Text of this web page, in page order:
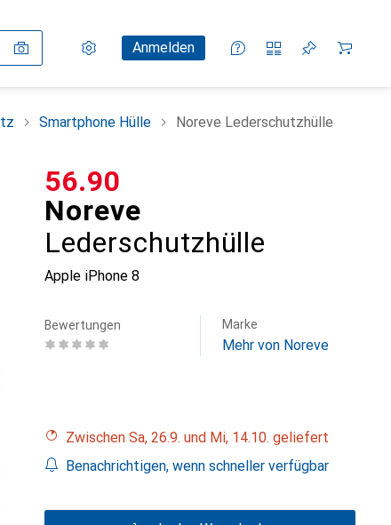
Einstellungen
KundenkontoAnmelden
Vergleichslisten
Merklisten
Warenkorb
Smartphone Hülle Noreve Lederschutzhülle
Noreve
Lederschutzhülle
Apple iPhone 8
CHF
56.90
Bewertungen Marke
Mehr von Noreve
Zwischen Sa, 26.9. und Mi, 14.10. geliefert
Benachrichtigen, wenn schneller verfügbar